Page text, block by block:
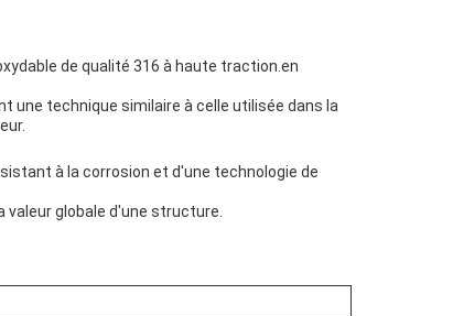
de qualité 316 à haute traction.en
une technique similaire à celle utilisée dans la
à la corrosion et d'une technologie de
globale d'une structure.